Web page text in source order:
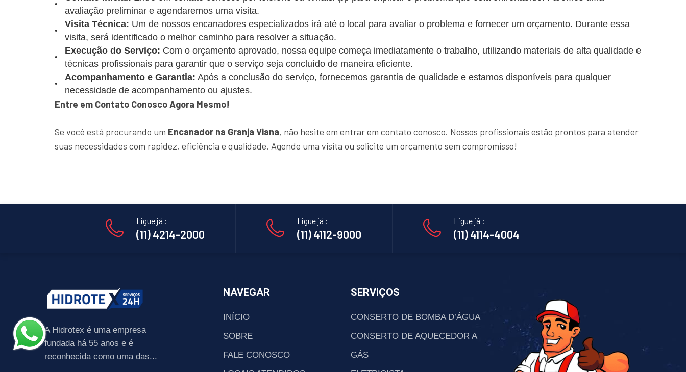
avaliação preliminar e agendaremos uma visita.
Visita Técnica: Um de nossos encanadores especializados irá até o local para avaliar o problema e fornecer um orçamento. Durante essa
visita, será identificado o melhor caminho para resolver a situação.
Execução do Serviço: Com o orçamento aprovado, nossa equipe começa imediatamente o trabalho, utilizando materiais de alta qualidade e
técnicas profissionais para garantir que o serviço seja concluído de maneira eficiente.
Acompanhamento e Garantia: Após a conclusão do serviço, fornecemos garantia de qualidade e estamos disponíveis para qualquer
necessidade de acompanhamento ou ajustes.
Entre em Contato Conosco Agora Mesmo!
Se você está procurando um Encanador na Granja Viana, não hesite em entrar em contato conosco. Nossos profissionais estão prontos para atender
suas necessidades com rapidez, eficiência e qualidade. Agende uma visita ou solicite um orçamento sem compromisso!
Ligue já :
(11) 4214-2000
Ligue já :
(11) 4112-9000
Ligue já :
(11) 4114-4004
A Hidrotex é uma empresa
fundada há 55 anos e é
reconhecida como uma das...
NAVEGAR
INÍCIO
SOBRE
FALE CONOSCO
SERVIÇOS
CONSERTO DE BOMBA D’ÁGUA
CONSERTO DE AQUECEDOR A
GÁS